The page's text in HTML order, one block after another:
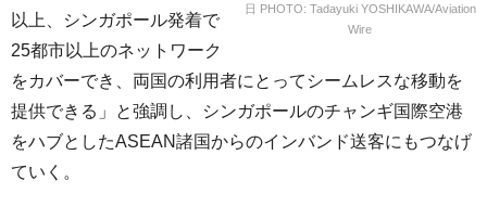
日 PHOTO: Tadayuki YOSHIKAWA/Aviation
Wire
以上、シンガポール発着で
25都市以上のネットワーク
をカバーでき、両国の利用者にとってシームレスな移動を
提供できる」と強調し、シンガポールのチャンギ国際空港
をハブとしたASEAN諸国からのインバンド送客にもつなげ
ていく。